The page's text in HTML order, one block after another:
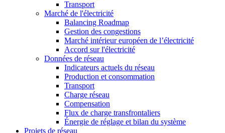
Transport
Marché de l'électricité
Balancing Roadmap
Gestion des congestions
Marché intérieur européen de l’électricité
Accord sur l'électricité
Données de réseau
Indicateurs actuels du réseau
Production et consommation
Transport
Charge réseau
Compensation
Flux de charge transfrontaliers
Énergie de réglage et bilan du système
Projets de réseau